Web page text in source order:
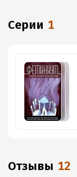
Серии 1
Отзывы 12